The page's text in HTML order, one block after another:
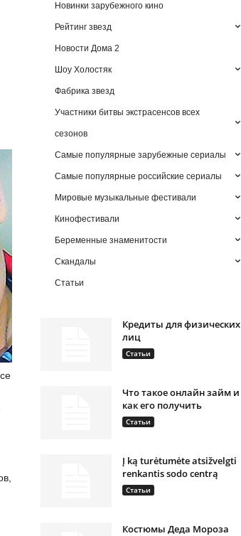
Новинки зарубежного кино
Рейтинг звезд
Новости Дома 2
Шоу Холостяк
Фабрика звезд
Участники битвы экстрасенсов всех
сезонов
Самые популярные зарубежные сериалы
Самые популярные российские сериалы
Мировые музыкальные фестивали
Кинофестивали
Беременные знаменитости
Скандалы
Статьи
Кредиты для физических
лиц
Статьи
Что такое онлайн займ и
как его получить
Статьи
Į ką turėtumėte atsižvelgti
renkantis sodo centrą
Статьи
Костюмы Деда Мороза